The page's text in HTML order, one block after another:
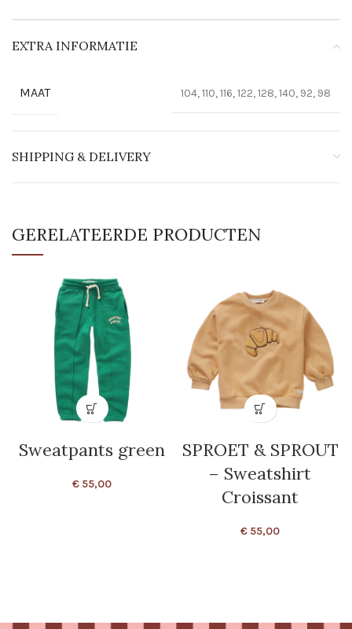
EXTRA INFORMATIE
MAAT 104, 110, 116, 122, 128, 140, 92, 98
SHIPPING & DELIVERY
GERELATEERDE PRODUCTEN
Sweatpants green
€ 55,00
SPROET & SPROUT
– Sweatshirt
Croissant
€ 55,00